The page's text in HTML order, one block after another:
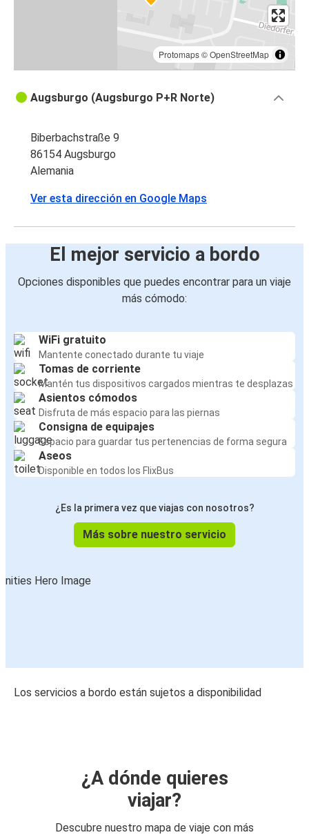
Protomaps©OpenStreetMap
Augsburgo (Augsburgo P+R Norte)
Biberbachstraße 9
86154 Augsburgo
Alemania
Ver esta dirección en Google Maps
El mejor servicio a bordo
Opciones disponibles que puedes encontrar para un viaje
más cómodo:
WiFi gratuito
Mantente conectado durante tu viaje
Tomas de corriente
Mantén tus dispositivos cargados mientras te desplazas
Asientos cómodos
Disfruta de más espacio para las piernas
Consigna de equipajes
Espacio para guardar tus pertenencias de forma segura
Aseos
Disponible en todos los FlixBus
¿Es la primera vez que viajas con nosotros?
Más sobre nuestro servicio
Los servicios a bordo están sujetos a disponibilidad
¿A dónde quieres
viajar?
Descubre nuestro mapa de viaje con más